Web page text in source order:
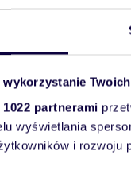
partnerami
wyświetlania
i rozwoju